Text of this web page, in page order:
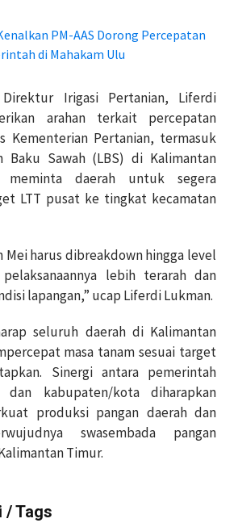
PM-AAS Dorong Percepatan
di Mahakam Ulu
Irigasi Pertanian, Liferdi
arahan terkait percepatan
Kementerian Pertanian, termasuk
Baku Sawah (LBS) di Kalimantan
daerah untuk segera
LTT pusat ke tingkat kecamatan
Mei harus dibreakdown hingga level
lebih terarah dan
lapangan,” ucap Liferdi Lukman.
seluruh daerah di Kalimantan
masa tanam sesuai target
Sinergi antara pemerintah
kabupaten/kota diharapkan
produksi pangan daerah dan
swasembada pangan
Timur.
/ Tags